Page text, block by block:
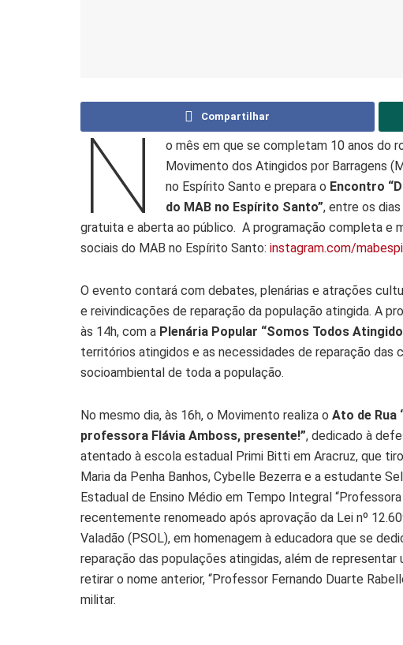
Compartilhar
N
o mês em que se completam 10 anos do
Movimento dos Atingidos por Barragens
no Espírito Santo e prepara o Encontro
do MAB no Espírito Santo”, entre os
gratuita e aberta ao público. A programação completa e
sociais do MAB no Espírito Santo: instagram.com/
O evento contará com debates, plenárias e atrações
e reivindicações de reparação da população atingida. A
às 14h, com a Plenária Popular “Somos Todos
territórios atingidos e as necessidades de reparação das
socioambiental de toda a população.
No mesmo dia, às 16h, o Movimento realiza o Ato de Rua
professora Flávia Amboss, presente!”, dedicado à
atentado à escola estadual Primi Bitti em Aracruz, que
Maria da Penha Banhos, Cybelle Bezerra e a estudante
Estadual de Ensino Médio em Tempo Integral
recentemente renomeado após aprovação da Lei nº
Valadão (PSOL), em homenagem à educadora que se
reparação das populações atingidas, além de
retirar o nome anterior, “Professor Fernando Duarte
militar.